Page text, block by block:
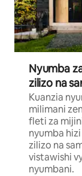
Nyumba
zilizo na
Kuanzia
milimani
fleti za
nyumba
zilizo na
vistawishi
nyumbani.